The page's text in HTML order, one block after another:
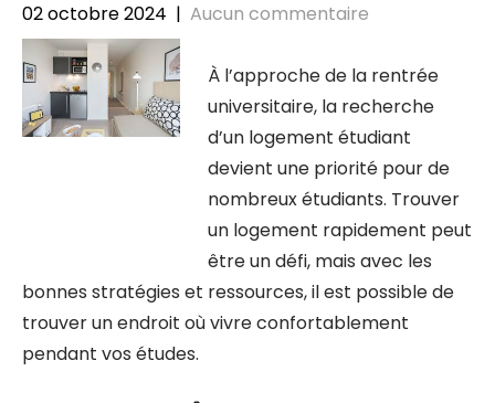
02 octobre 2024 | Aucun commentaire
À l’approche de la rentrée
universitaire, la recherche
d’un logement étudiant
devient une priorité pour de
nombreux étudiants. Trouver
un logement rapidement peut
être un défi, mais avec les
bonnes stratégies et ressources, il est possible de
trouver un endroit où vivre confortablement
pendant vos études.